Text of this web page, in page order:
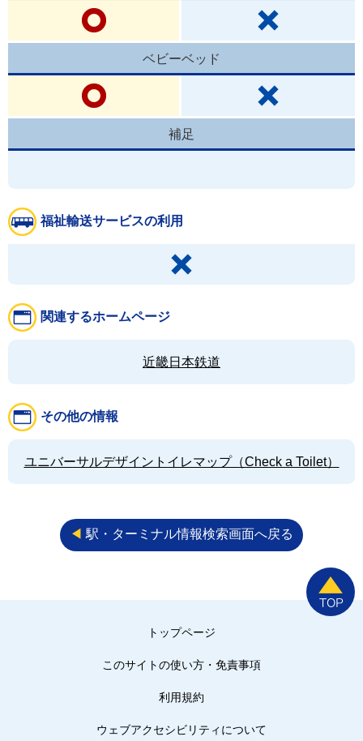
ベビーベッド
補足
福祉輸送サービスの利用
関連するホームページ
近畿日本鉄道
その他の情報
ユニバーサルデザイントイレマップ（Check a Toilet）
◀︎ 駅・ターミナル情報検索画面へ戻る
トップページ
このサイトの使い方・免責事項
利用規約
ウェブアクセシビリティについて